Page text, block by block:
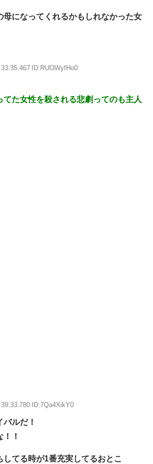
母になってくれるかもしれなかった女
ID:RUOWyfHo0
てた女性を殺される悲劇ってのも主人
ID:7Qa4XikY0
ルだ！
！
してる時が1番充実してるおとこ